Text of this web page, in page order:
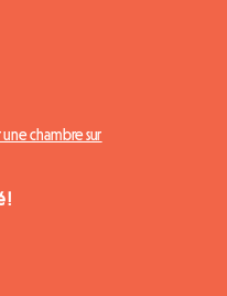
chambre sur
!